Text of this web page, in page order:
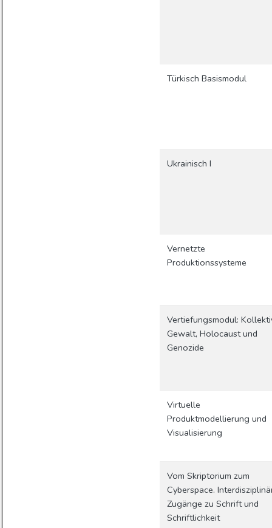
Türkisch Basismodul
Ukrainisch I
Vernetzte
Produktionssysteme
Vertiefungsmodul:
Gewalt, Holocaust und
Genozide
Virtuelle
Produktmodellierung und
Visualisierung
Vom Skriptorium zum
Cyberspace.
Zugänge zu Schrift und
Schriftlichkeit